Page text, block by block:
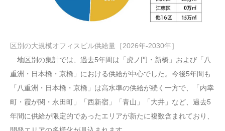
区別の大規模オフィスビル供給量［2026年-2030年］
地区別の集計では、過去5年間は「虎ノ門・新橋」および「八
重洲・日本橋・京橋」における供給が中心でした。今後5年間も
「八重洲・日本橋・京橋」は高水準の供給が続く一方で、「内幸
町・霞が関・永田町」「西新宿」「青山」「大井」など、過去5
年間に供給が限定的であったエリアが新たに複数含まれており、